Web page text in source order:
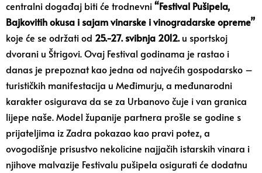
centralni događaj biti će trodnevni“Festival Pušipela,
Bajkovitih okusa i sajam vinarske i vinogradarske opreme”
koje će se održati od 25.-27. svibnja 2012.u sportskoj
dvorani u Štrigovi. Ovaj Festival godinama je rastao i
danas je prepoznat kao jedna od najvećih gospodarsko –
turističkih manifestacija u Međimurju, a međunarodni
karakter osigurava da se za Urbanovo čuje i van granica
lijepe naše. Model županije partnera prošle se godine s
prijateljima iz Zadra pokazao kao pravi potez, a
ovogodišnje prisustvo nekolicine najjačih istarskih vinara i
njihove malvazije Festivalu pušipela osigurati će dodatnu